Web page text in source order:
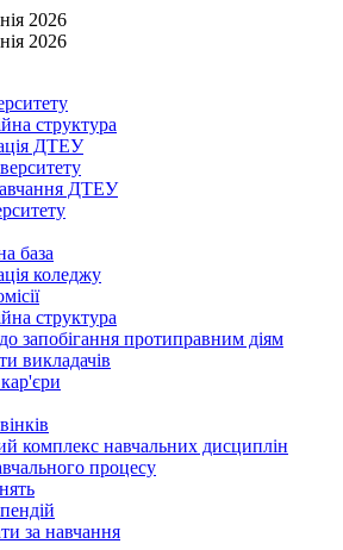
2026
2026
структура
ДТЕУ
ДТЕУ
база
коледжу
структура
запобігання протиправним діям
викладачів
комплекс навчальних дисциплін
процесу
за навчання